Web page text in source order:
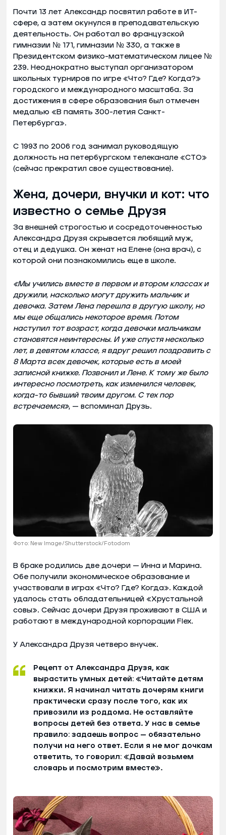
Почти 13 лет Александр посвятил работе в ИТ-
сфере, а затем окунулся в преподавательскую
деятельность. Он работал во французской
гимназии № 171, гимназии № 330, а также в
Президентском физико-математическом лицее №
239. Неоднократно выступал организатором
школьных турниров по игре «Что? Где? Когда?»
городского и международного масштаба. За
достижения в сфере образования был отмечен
медалью «В память 300-летия Санкт-
Петербурга».
С 1993 по 2006 год занимал руководящую
должность на петербургском телеканале «СТО»
(сейчас прекратил свое существование).
Жена, дочери, внучки и кот: что
известно о семье Друзя
За внешней строгостью и сосредоточенностью
Александра Друзя скрывается любящий муж,
отец и дедушка. Он женат на Елене (она врач), с
которой они познакомились еще в школе.
«Мы учились вместе в первом и втором классах и
дружили, насколько могут дружить мальчик и
девочка. Затем Лена перешла в другую школу, но
мы еще общались некоторое время. Потом
наступил тот возраст, когда девочки мальчикам
становятся неинтересны. И уже спустя несколько
лет, в девятом классе, я вдруг решил поздравить с
8 Марта всех девочек, которые есть в моей
записной книжке. Позвонил и Лене. К тому же было
интересно посмотреть, как изменился человек,
когда-то бывший твоим другом. С тех пор
встречаемся», — вспоминал Друзь.
Фото: New Image/Shutterstock/Fotodom
В браке родились две дочери — Инна и Марина.
Обе получили экономическое образование и
участвовали в играх «Что? Где? Когда». Каждой
удалось стать обладательницей «Хрустальной
совы». Сейчас дочери Друзя проживают в США и
работают в международной корпорации Flex.
У Александра Друзя четверо внучек.
Рецепт от Александра Друзя, как
вырастить умных детей: «Читайте детям
книжки. Я начинал читать дочерям книги
практически сразу после того, как их
привозили из роддома. Не оставляйте
вопросы детей без ответа. У нас в семье
правило: задаешь вопрос — обязательно
получи на него ответ. Если я не мог дочкам
ответить, то говорил: «Давай возьмем
словарь и посмотрим вместе».